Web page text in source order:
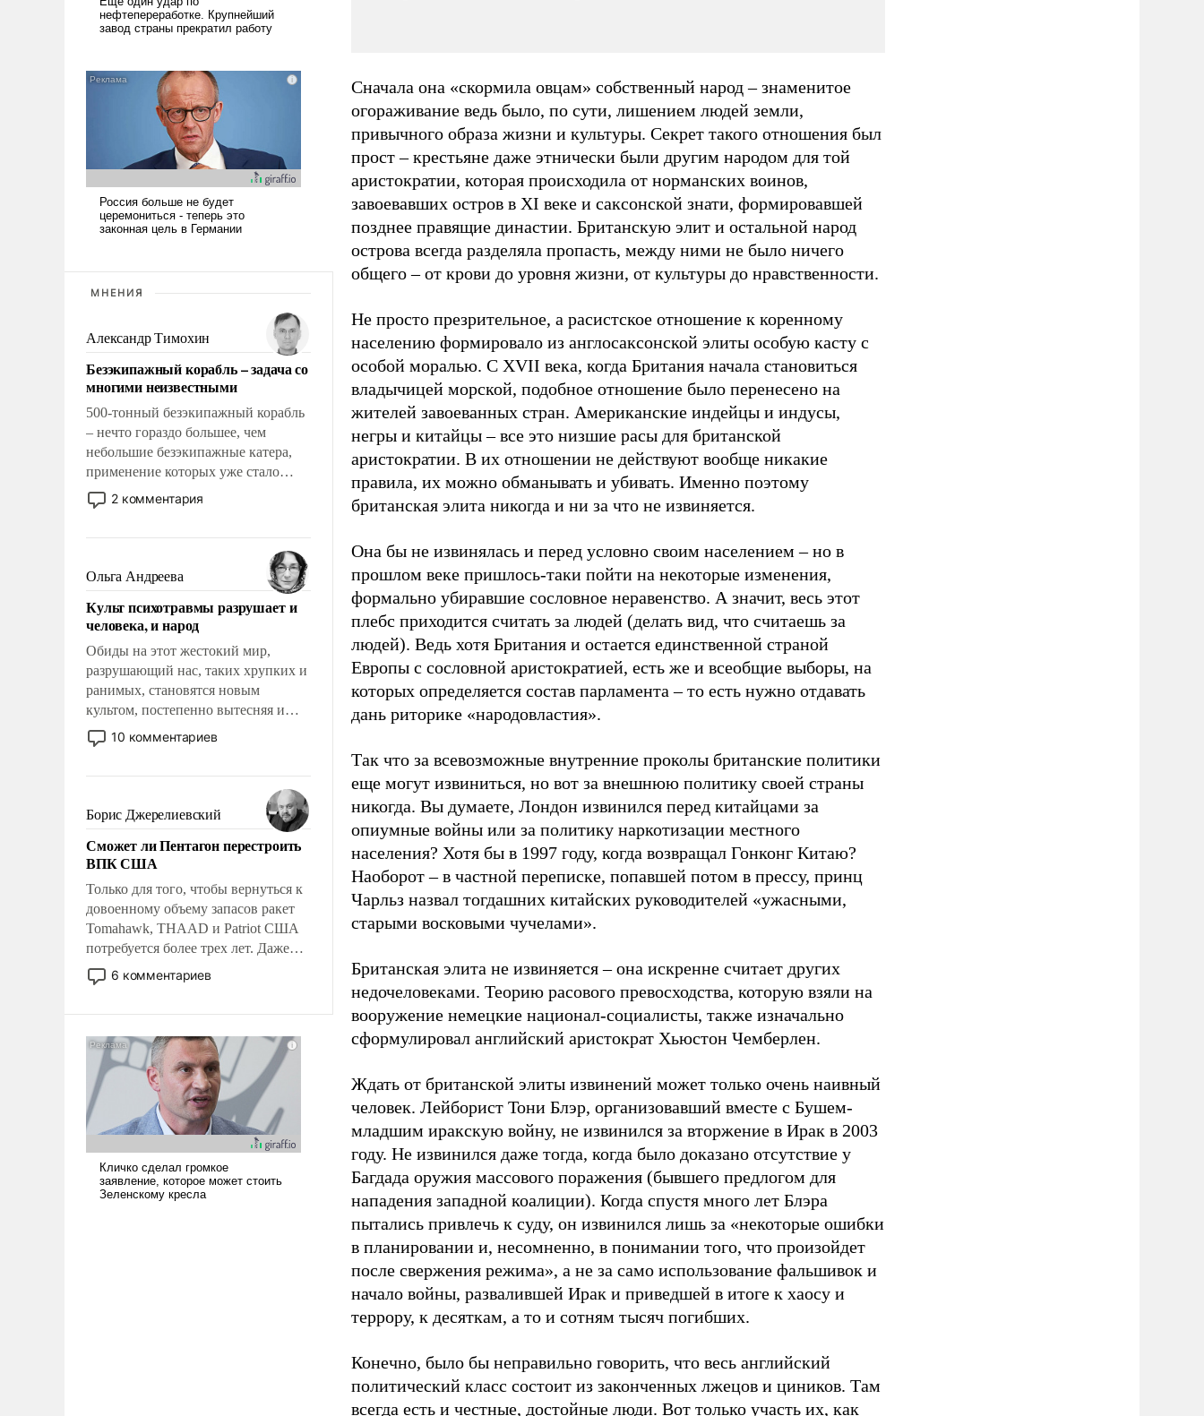
МНЕНИЯ
Александр Тимохин
Безэкипажный корабль – задача со
многими неизвестными
500-тонный безэкипажный корабль
– нечто гораздо большее, чем
небольшие безэкипажные катера,
применение которых уже стало
обыденностью. Задача по созданию
такого корабля очень сложна и
реализация радикально поднимет
наши боевые возможности.
2 комментария
Ольга Андреева
Культ психотравмы разрушает и
человека, и народ
Обиды на этот жестокий мир,
разрушающий нас, таких хрупких и
ранимых, становятся новым
культом, постепенно вытесняя и
отменяя традиционное требование к
человеку – быть мужественным и
на себя ответственность, помогать
слабым, идти вперед и
адаптироваться.
10 комментариев
Борис Джерелиевский
Сможет ли Пентагон перестроить
ВПК США
Только для того, чтобы вернуться к
довоенному объему запасов ракет
Tomahawk, THAAD и Patriot США
потребуется более трех лет. Даже
небольшая война с Ираном
опустошила американские
уязвимости США, например, перед
Китаем.
6 комментариев
Сначала она «скормила овцам» собственный народ – знаменитое
огораживание ведь было, по сути, лишением людей земли,
привычного образа жизни и культуры. Секрет такого отношения был
прост – крестьяне даже этнически были другим народом для той
аристократии, которая происходила от норманских воинов,
завоевавших остров в XI веке и саксонской знати, формировавшей
позднее правящие династии. Британскую элит и остальной народ
острова всегда разделяла пропасть, между ними не было ничего
общего – от крови до уровня жизни, от культуры до нравственности.
Не просто презрительное, а расистское отношение к коренному
населению формировало из англосаксонской элиты особую касту с
особой моралью. С XVII века, когда Британия начала становиться
владычицей морской, подобное отношение было перенесено на
жителей завоеванных стран. Американские индейцы и индусы,
негры и китайцы – все это низшие расы для британской
аристократии. В их отношении не действуют вообще никакие
правила, их можно обманывать и убивать. Именно поэтому
британская элита никогда и ни за что не извиняется.
Она бы не извинялась и перед условно своим населением – но в
прошлом веке пришлось-таки пойти на некоторые изменения,
формально убиравшие сословное неравенство. А значит, весь этот
плебс приходится считать за людей (делать вид, что считаешь за
людей). Ведь хотя Британия и остается единственной страной
Европы с сословной аристократией, есть же и всеобщие выборы, на
которых определяется состав парламента – то есть нужно отдавать
дань риторике «народовластия».
Так что за всевозможные внутренние проколы британские политики
еще могут извиниться, но вот за внешнюю политику своей страны
никогда. Вы думаете, Лондон извинился перед китайцами за
опиумные войны или за политику наркотизации местного
населения? Хотя бы в 1997 году, когда возвращал Гонконг Китаю?
Наоборот – в частной переписке, попавшей потом в прессу, принц
Чарльз назвал тогдашних китайских руководителей «ужасными,
старыми восковыми чучелами».
Британская элита не извиняется – она искренне считает других
недочеловеками. Теорию расового превосходства, которую взяли на
вооружение немецкие национал-социалисты, также изначально
сформулировал английский аристократ Хьюстон Чемберлен.
Ждать от британской элиты извинений может только очень наивный
человек. Лейборист Тони Блэр, организовавший вместе с Бушем-
младшим иракскую войну, не извинился за вторжение в Ирак в 2003
году. Не извинился даже тогда, когда было доказано отсутствие у
Багдада оружия массового поражения (бывшего предлогом для
нападения западной коалиции). Когда спустя много лет Блэра
пытались привлечь к суду, он извинился лишь за «некоторые ошибки
в планировании и, несомненно, в понимании того, что произойдет
после свержения режима», а не за само использование фальшивок и
начало войны, развалившей Ирак и приведшей в итоге к хаосу и
террору, к десяткам, а то и сотням тысяч погибших.
Конечно, было бы неправильно говорить, что весь английский
политический класс состоит из законченных лжецов и циников. Там
всегда есть и честные, достойные люди. Вот только участь их, как